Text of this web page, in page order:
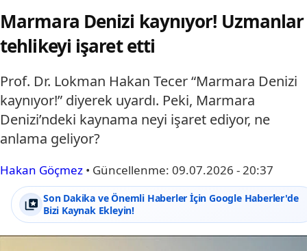
Marmara Denizi kaynıyor! Uzmanlar
tehlikeyi işaret etti
Prof. Dr. Lokman Hakan Tecer “Marmara Denizi
kaynıyor!” diyerek uyardı. Peki, Marmara
Denizi’ndeki kaynama neyi işaret ediyor, ne
anlama geliyor?
Hakan Göçmez • Güncellenme: 09.07.2026 - 20:37
Son Dakika ve Önemli Haberler İçin Google Haberler'de
Bizi Kaynak Ekleyin!